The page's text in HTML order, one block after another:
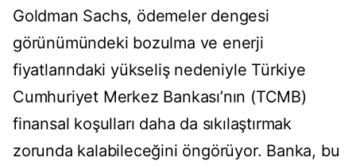
Goldman Sachs, ödemeler dengesi
görünümündeki bozulma ve enerji
fiyatlarındaki yükseliş nedeniyle Türkiye
Cumhuriyet Merkez Bankası’nın (TCMB)
finansal koşulları daha da sıkılaştırmak
zorunda kalabileceğini öngörüyor. Banka, bu